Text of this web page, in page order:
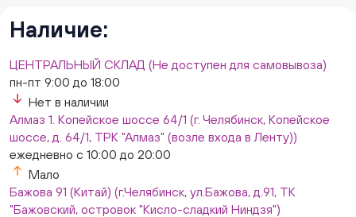
Наличие:
ЦЕНТРАЛЬНЫЙ СКЛАД (Не доступен для самовывоза)
пн-пт 9:00 до 18:00
Нет в наличии
Алмаз 1. Копейское шоссе 64/1 (г. Челябинск, Копейское
шоссе, д. 64/1, ТРК "Алмаз" (возле входа в Ленту))
ежедневно с 10:00 до 20:00
Мало
Бажова 91 (Китай) (г.Челябинск, ул.Бажова, д.91, ТК
"Бажовский, островок "Кисло-сладкий Ниндзя")